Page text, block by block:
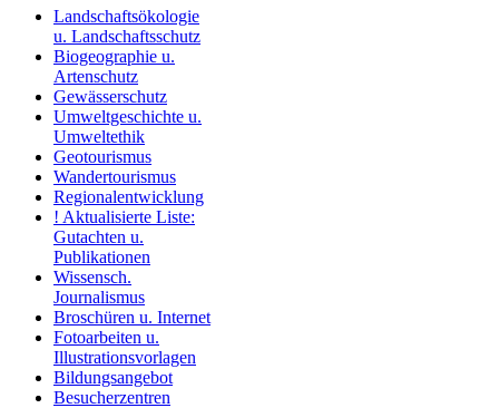
Landschaftsökologie
u. Landschaftsschutz
Biogeographie u.
Artenschutz
Gewässerschutz
Umweltgeschichte u.
Umweltethik
Geotourismus
Wandertourismus
Regionalentwicklung
! Aktualisierte Liste:
Gutachten u.
Publikationen
Wissensch.
Journalismus
Broschüren u. Internet
Fotoarbeiten u.
Illustrationsvorlagen
Bildungsangebot
Besucherzentren